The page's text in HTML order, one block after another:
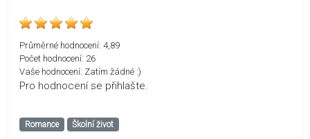
Průměrné hodnocení: 4,89
Počet hodnocení: 26
Vaše hodnocení: Zatím žádné :)
Pro hodnocení se přihlašte.
Romance Školní život